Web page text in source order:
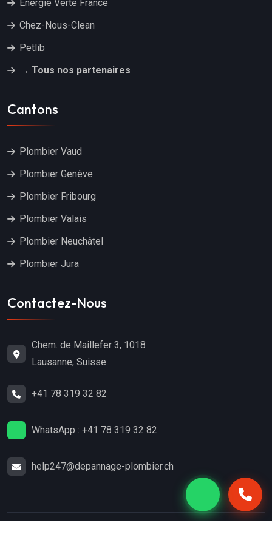
Énergie Verte France
Chez-Nous-Clean
Petlib
→ Tous nos partenaires
Cantons
Plombier Vaud
Plombier Genève
Plombier Fribourg
Plombier Valais
Plombier Neuchâtel
Plombier Jura
Contactez-Nous
Chem. de Maillefer 3, 1018
Lausanne, Suisse
+41 78 319 32 82
WhatsApp : +41 78 319 32 82
help247@depannage-plombier.ch